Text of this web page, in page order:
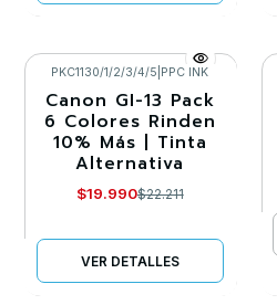
-10%
Agotado
PKC1130/1/2/3/4/5 PPC INK
Canon GI-13 Pack
6 Colores Rinden
10% Más | Tinta
Alternativa
$19.990$22.211
VER DETALLES